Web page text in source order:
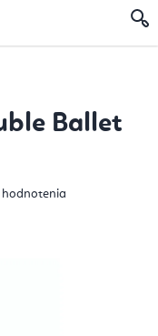
Ballet
hodnotenia